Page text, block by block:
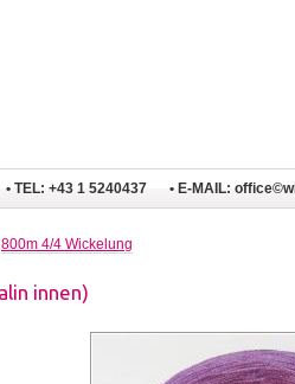
• TEL: +43 1 5240437 • E-MAIL:
800m 4/4 Wickelung
innen)